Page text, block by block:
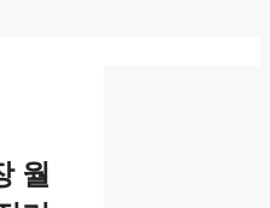
월